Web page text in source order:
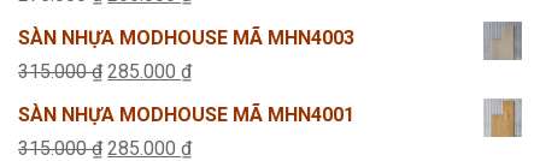
gốc
là:
hiện
tại
265.000 ₫.
SÀN NHỰA MODHOUSE MÃ MHN4003
315.000₫ Giá
gốc
là:
285.000 ₫Giá
hiện
tại
SÀN NHỰA MODHOUSE MÃ MHN4001
315.000₫ Giá
285.000 ₫Giá